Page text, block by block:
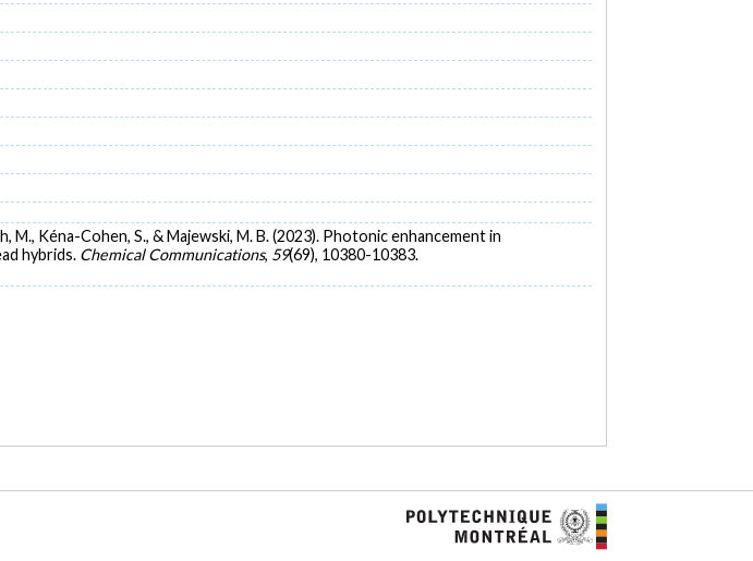
M., Kéna-Cohen, S., & Majewski, M. B. (2023). Photonic enhancement in
hybrids. Chemical Communications, 59(69), 10380-10383.